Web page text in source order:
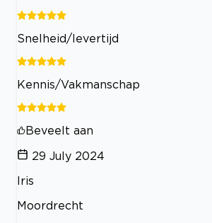
Snelheid/levertijd
Kennis/Vakmanschap
Beveelt aan
29 July 2024
Iris
Moordrecht